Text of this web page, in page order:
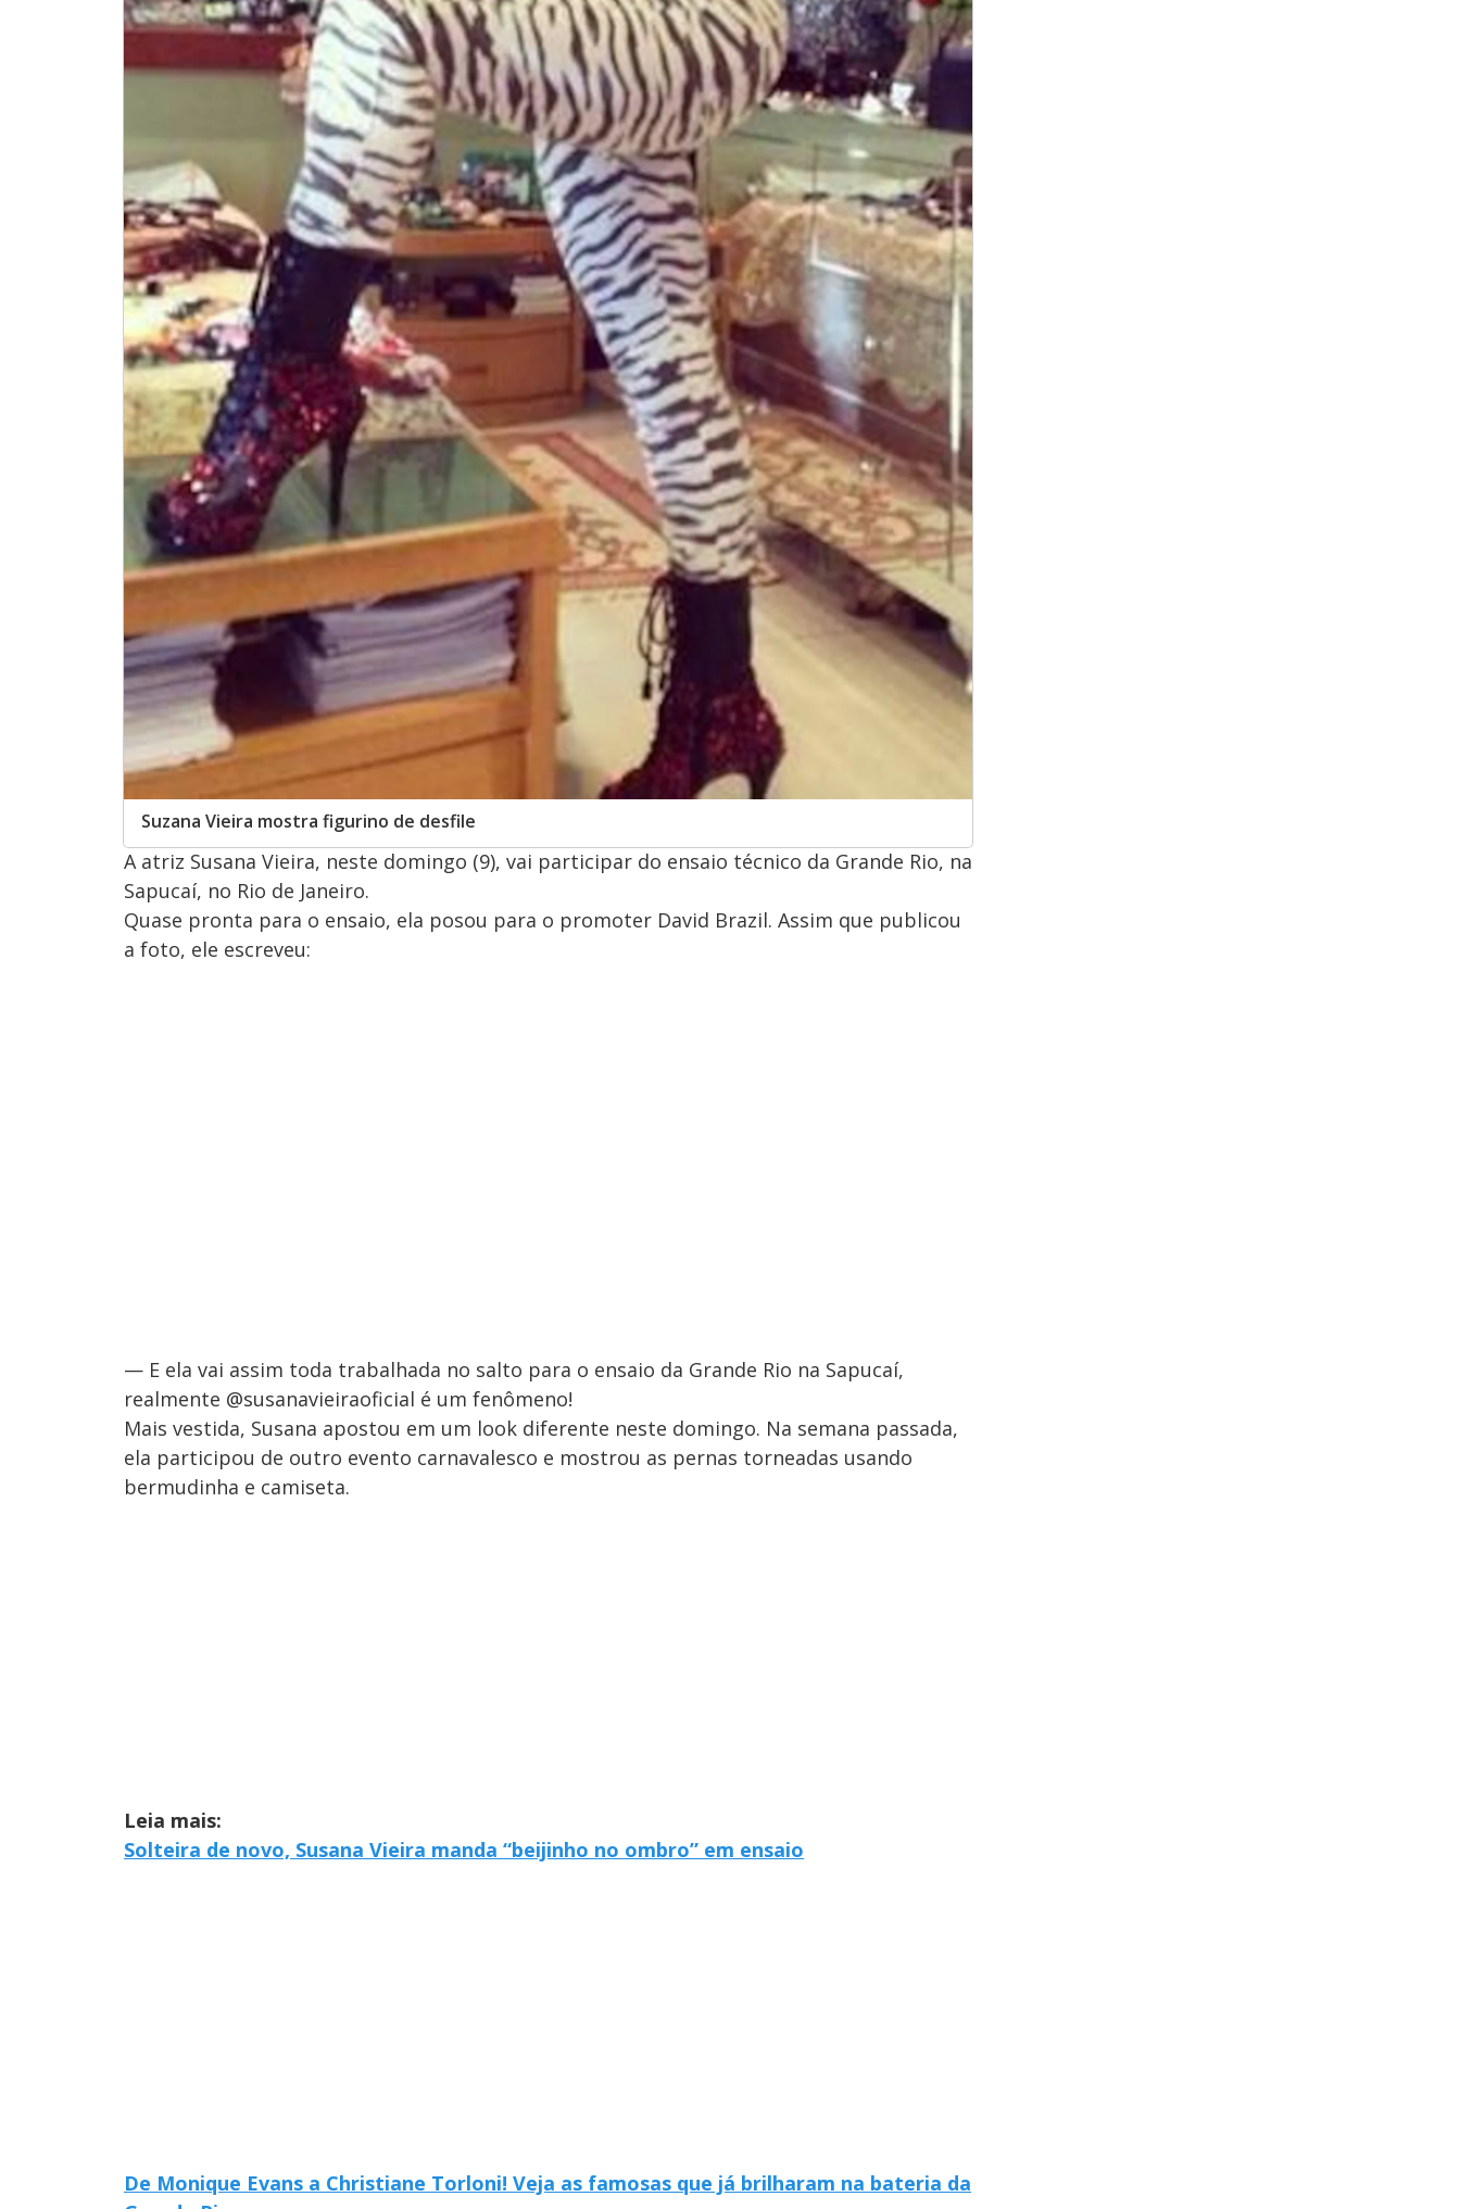
Suzana Vieira mostra figurino de desfile
A atriz Susana Vieira, neste domingo (9), vai participar do ensaio técnico da Grande Rio, na
Sapucaí, no Rio de Janeiro.
Quase pronta para o ensaio, ela posou para o promoter David Brazil. Assim que publicou
a foto, ele escreveu:
— E ela vai assim toda trabalhada no salto para o ensaio da Grande Rio na Sapucaí,
realmente @susanavieiraoficial é um fenômeno!
Mais vestida, Susana apostou em um look diferente neste domingo. Na semana passada,
ela participou de outro evento carnavalesco e mostrou as pernas torneadas usando
bermudinha e camiseta.
Leia mais:
Solteira de novo, Susana Vieira manda “beijinho no ombro” em ensaio
De Monique Evans a Christiane Torloni! Veja as famosas que já brilharam na bateria da